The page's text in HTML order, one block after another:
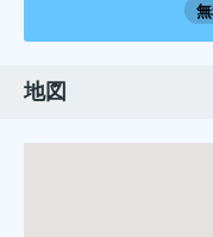
地図